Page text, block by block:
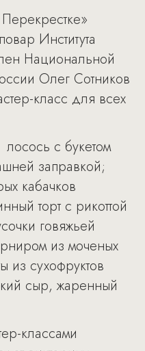
Института
Национальной
Олег Сотников
класс для всех
с букетом
заправкой;
кабачков
торт с рикоттой
говяжьей
из моченых
из сухофруктов
сыр, жаренный
классами